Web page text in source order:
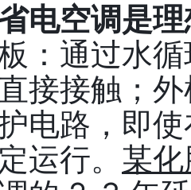
电空调是
：通过水
接接触；
电路，即
运行。 某